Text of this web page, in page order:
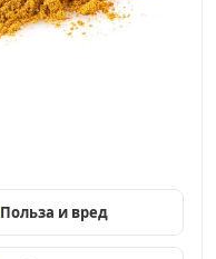
Польза и вред